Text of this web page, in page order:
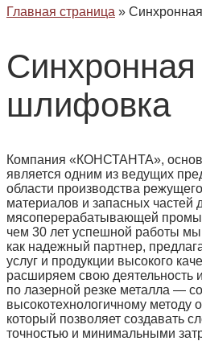
Главная страница »
Синхронная
шлифовка
Компания «КОНСТАНТА»,
является одним из ведущих
области производства
материалов и запасных частей
мясоперерабатывающей
чем 30 лет успешной работы
как надежный партнер,
услуг и продукции высокого
расширяем свою деятельность
по лазерной резке металла —
высокотехнологичному методу
который позволяет создавать
точностью и минимальными